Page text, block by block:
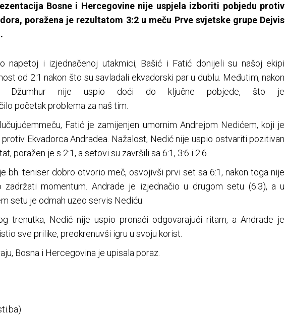
Bosne i Hercegovine nije uspjela izboriti pobjedu protiv
poražena je rezultatom 3:2 u meču Prve svjetske grupe Dejvis
napetoj i izjednačenoj utakmici, Bašić i Fatić donijeli su našoj ekipi
od 2:1 nakon što su savladali ekvadorski par u dublu. Međutim, nakon
Džumhur nije uspio doći do ključne pobjede, što je
početak problema za naš tim.
Fatić je zamijenjen umornim Andrejom Nedićem, koji je
protiv Ekvadorca Andradea. Nažalost, Nedić nije uspio ostvariti pozitivan
poražen je s 2:1, a setovi su završili sa 6:1, 3:6 i 2:6.
bh. teniser dobro otvorio meč, osvojivši prvi set sa 6:1, nakon toga nije
zadržati momentum. Andrade je izjednačio u drugom setu (6:3), a u
setu je odmah uzeo servis Nediću.
trenutka, Nedić nije uspio pronaći odgovarajući ritam, a Andrade je
sve prilike, preokrenuvši igru u svoju korist.
Bosna i Hercegovina je upisala poraz.